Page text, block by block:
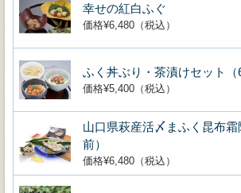
幸せの紅白ふぐ
価格¥6,480（税込）
ふく丼ぶり・茶漬けセット（
価格¥5,400（税込）
山口県萩産活〆まふく昆布霜
前）
価格¥6,480（税込）